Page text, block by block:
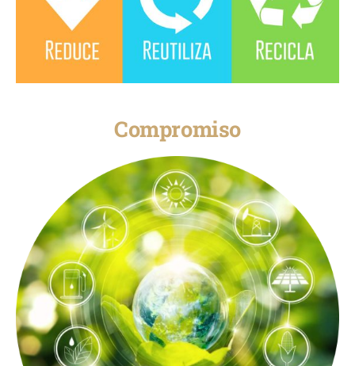
Compromiso